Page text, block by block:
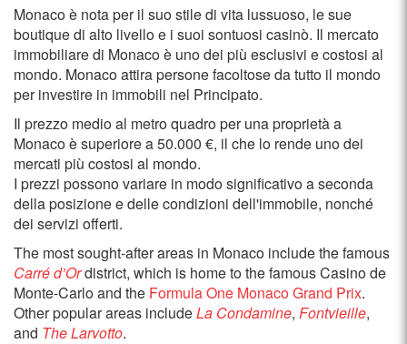
Monaco è nota per il suo stile di vita lussuoso, le sue
boutique di alto livello e i suoi sontuosi casinò. Il mercato
immobiliare di Monaco è uno dei più esclusivi e costosi al
mondo. Monaco attira persone facoltose da tutto il mondo
per investire in immobili nel Principato.
Il prezzo medio al metro quadro per una proprietà a
Monaco è superiore a 50.000 €, il che lo rende uno dei
mercati più costosi al mondo.
I prezzi possono variare in modo significativo a seconda
della posizione e delle condizioni dell'immobile, nonché
dei servizi offerti.
The most sought-after areas in Monaco include the famous
Carré d’Ordistrict, which is home to the famous Casino de
Monte-Carlo and the Formula One Monaco Grand Prix.
Other popular areas includeLa Condamine, Fontvieille,
and The Larvotto.